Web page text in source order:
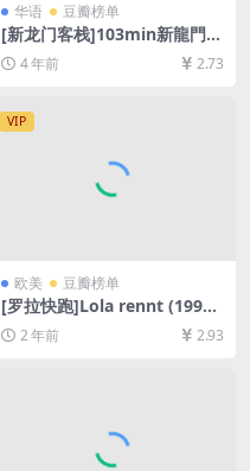
华语 豆瓣榜单
[新龙门客栈]103min新龍門客
棧 (1992)[百度网盘+迅雷云盘
资源1080P超清未删减][MP4/
6.7GB][粤语中字]
4 年前 2.73
VIP
欧美 豆瓣榜单
[罗拉快跑]Lola rennt (1998)
[百度网盘+夸克网盘1080P超
清未删减资源][网盘在线播放/
下载][MP4/5.2GB][中文字幕]
2 年前 2.93